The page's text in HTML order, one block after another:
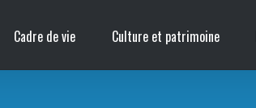
Cadre de vie Culture et patrimoine